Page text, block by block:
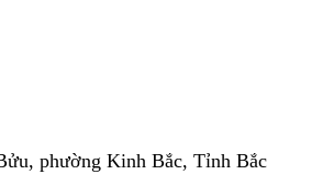
phường Kinh Bắc, Tỉnh Bắc